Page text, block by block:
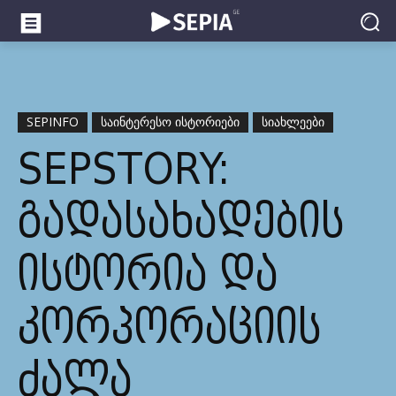
SEPINFO ᲡᲐᲘᲜᲢᲔᲠᲔᲡᲝ ᲘᲡᲢᲝᲠᲘᲔᲑᲘ ᲡᲘᲐᲮᲚᲔᲔᲑᲘ
SEPSTORY:
ᲒᲐᲓᲐᲡᲐᲮᲐᲓᲔᲑᲘᲡ
ᲘᲡᲢᲝᲠᲘᲐ ᲓᲐ
ᲙᲝᲠᲞᲝᲠᲐᲪᲘᲘᲡ
ᲫᲐᲚᲐ